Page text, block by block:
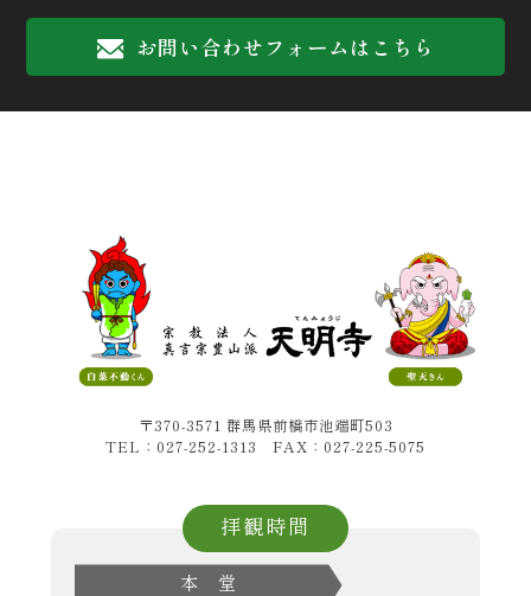
お問い合わせフォームはこちら
〒370-3571 群馬県前橋市池端町503
TEL：027-252-1313 FAX：027-225-5075
拝観時間
本 堂